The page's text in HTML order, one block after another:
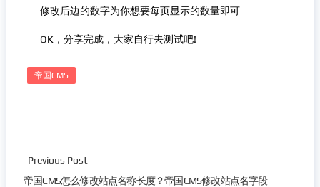
修改后边的数字为你想要每页显示的数量即可
OK，分享完成，大家自行去测试吧!
帝国CMS
Previous Post
帝国CMS怎么修改站点名称长度？帝国CMS修改站点名字段